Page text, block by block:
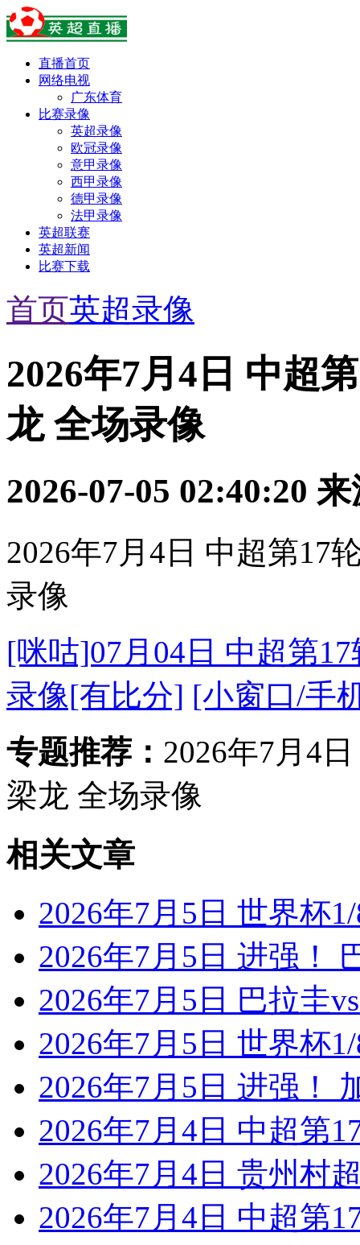
直播首页
网络电视
广东体育
比赛录像
英超录像
欧冠录像
意甲录像
西甲录像
德甲录像
法甲录像
英超联赛
英超新闻
比赛下载
首页英超录像
2026年7月4日 中超
龙 全场录像
2026-07-05 02:40:20 来
2026年7月4日 中超第17
录像
[咪咕]07月04日 中超第
录像[有比分] [小窗口/手
专题推荐： 2026年7月4
梁龙 全场录像
相关文章
2026年7月5日 世界杯
2026年7月5日 进强！
2026年7月5日 巴拉圭
2026年7月5日 世界杯
2026年7月5日 进强！
2026年7月4日 中超第
2026年7月4日 贵州村
2026年7月4日 中超第